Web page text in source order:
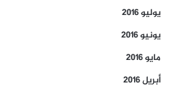
يوليو 2016
يونيو 2016
مايو 2016
أبريل 2016